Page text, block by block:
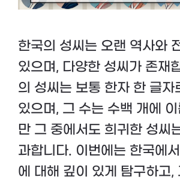
한국의 성씨는 오랜 역사와
있으며, 다양한 성씨가 존재
의 성씨는 보통 한자 한 글자
있으며, 그 수는 수백 개에 이
만 그 중에서도 희귀한 성씨
과합니다. 이번에는 한국에
에 대해 깊이 있게 탐구하고,